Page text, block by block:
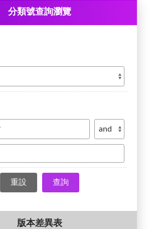
分類號查詢瀏覽
查詢
版本差異表